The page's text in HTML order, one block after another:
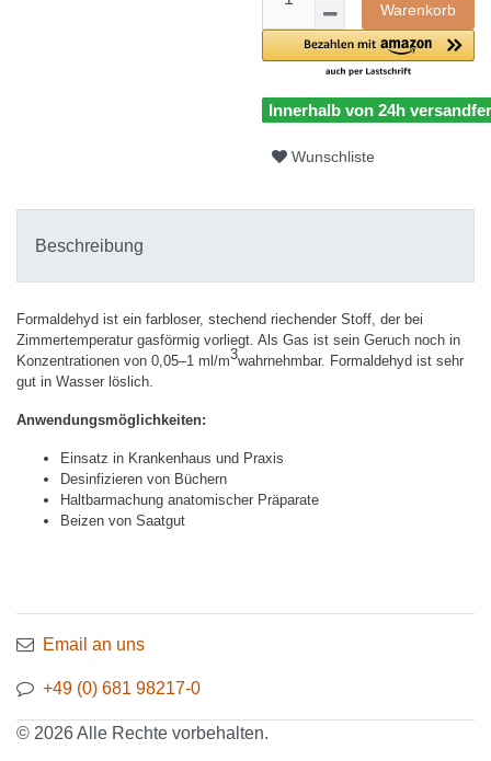
Warenkorb
Innerhalb von 24h
Wunschliste
Beschreibung
Formaldehyd ist ein farbloser, stechend riechender Stoff, der bei
Zimmertemperatur gasförmig vorliegt. Als Gas ist sein Geruch noch in
Konzentrationen von 0,05–1 ml/m3wahrnehmbar. Formaldehyd ist sehr
gut in Wasser löslich.
Anwendungsmöglichkeiten:
Einsatz in Krankenhaus und Praxis
Desinfizieren von Büchern
Haltbarmachung anatomischer Präparate
Beizen von Saatgut
Email an uns
+49 (0) 681 98217-0
© 2026 Alle Rechte vorbehalten.